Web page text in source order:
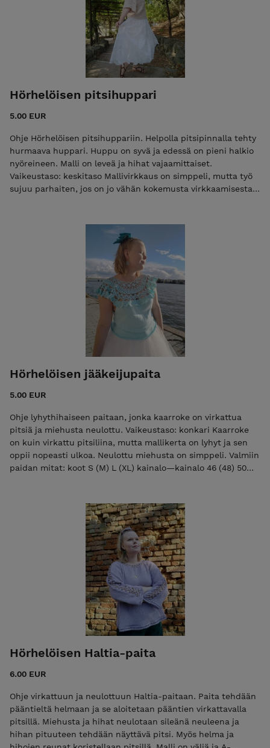
Hörhelöisen pitsihuppari
5.00 EUR
Ohje Hörhelöisen pitsihuppariin. Helpolla pitsipinnalla tehty
hurmaava huppari. Huppu on syvä ja edessä on pieni halkio
nyöreineen. Malli on leveä ja hihat vajaamittaiset.
Vaikeustaso: keskitaso Mallivirkkaus on simppeli, mutta työ
sujuu parhaiten, jos on jo vähän kokemusta virkkaamisesta.
käsialan mukaan DK-vahvuista puuvillalankaa 750 g, esim.
Novita Cotton feel tai Scheepjes Catona Valmiin hupparin
mitat: yksi koko kainalo—kainalo 63 cm olka—helma 55 cm
Hörhelöisen jääkeijupaita
5.00 EUR
Ohje lyhythihaiseen paitaan, jonka kaarroke on virkattua
pitsiä ja miehusta neulottu. Vaikeustaso: konkari Kaarroke
on kuin virkattu pitsiliina, mutta mallikerta on lyhyt ja sen
oppii nopeasti ulkoa. Neulottu miehusta on simppeli. Valmiin
paidan mitat: koot S (M) L (XL) kainalo—kainalo 46 (48) 50
virkkuukoukku koko 3 tai käsialan mukaan pitkä
pyöröpuikko koko 3 tai käsialan mukaan yksi sukkapuikko
säilyttämiseen sivussa silmukkamerkkejä Katian Capri-
puuvillalankaa vajaa 350 (350) 350 (vajaa 400) g. Lankaa
löytyy Ylivieskan kotikutomon kivijalkaliikkeestä ja
Hörhelöisen Haltia-paita
6.00 EUR
Ohje virkattuun ja neulottuun Haltia-paitaan. Paita tehdään
pääntieltä helmaan ja se aloitetaan pääntien virkattavalla
pitsillä. Miehusta ja hihat neulotaan sileänä neuleena ja
hihan pituuteen tehdään näyttävä pitsi. Myös helma ja